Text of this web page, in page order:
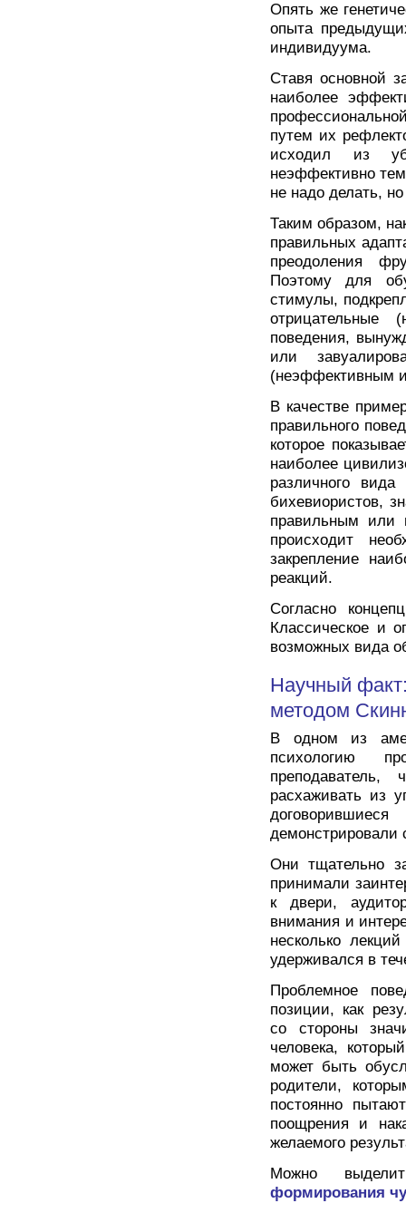
Опять же
опыта
индивидуума.
Ставя основной
наиболее
путем их
исходил из
неэффективно
не надо делать,
Таким образом,
правильных
преодоления
Поэтому для
стимулы,
отрицательные
поведения,
или
(неэффективным
В качестве
правильного
которое
наиболее
различного
бихевиористов,
правильным или
происходит
закрепление
реакций.
Согласно
Классическое и
возможных вида
Научный
методом
В одном из
психологию
расхаживать из
демонстрировали
Они тщательно
принимали
к двери,
внимания и
несколько
удерживался в
Проблемное
позиции, как
со стороны
человека,
может быть
родители,
постоянно
поощрения и
желаемого
Можно
формирования